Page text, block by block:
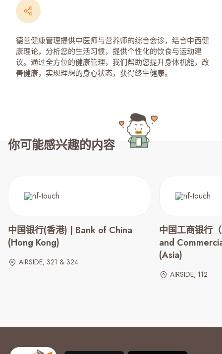
德善健康管理提供中医师与营养师的综合会诊，结合中西健
康理论，分析您的生活习惯，提供个性化的饮食与运动建
议。通过全方位的健康管理，我们帮助您提升身体机能，改
善健康，实现理想的身心状态，获得终生健康。
你可能感兴趣的内容
中国银行(香港) | Bank of China
(Hong Kong)
AIRSIDE, 321 & 324
中国工商银行
and
(Asia)
AIRSIDE, 112